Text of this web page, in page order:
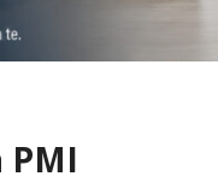
PMI